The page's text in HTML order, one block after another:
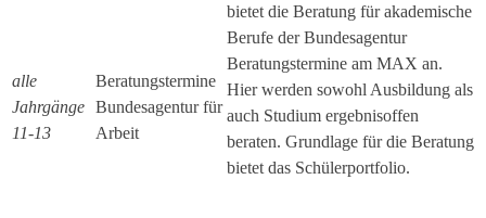
alle
Jahrgänge
11-13
Beratungstermine
Bundesagentur für
Arbeit
bietet die Beratung für akademische
Berufe der Bundesagentur
Beratungstermine am MAX an.
Hier werden sowohl Ausbildung als
auch Studium ergebnisoffen
beraten. Grundlage für die Beratung
bietet das Schülerportfolio.